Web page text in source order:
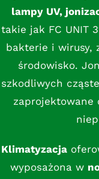
lampy UV,
takie jak FC UNIT
bakterie i wirusy,
środowisko.
szkodliwych
zaprojektowane
Klimatyzacja
wyposażona w